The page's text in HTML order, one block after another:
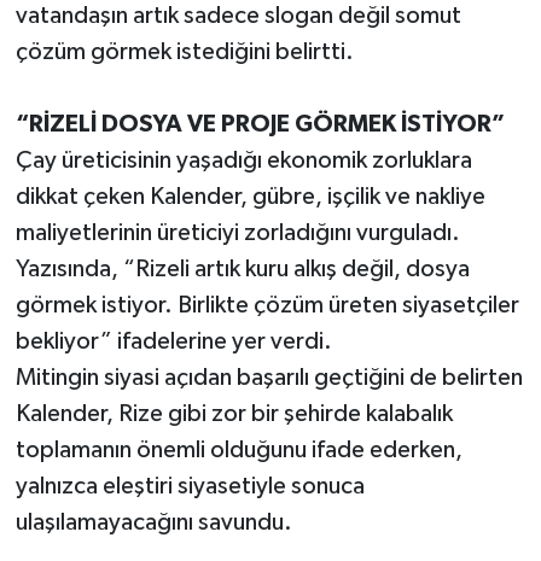
vatandaşın artık sadece slogan değil somut
çözüm görmek istediğini belirtti.
“RİZELİ DOSYA VE PROJE GÖRMEK İSTİYOR”
Çay üreticisinin yaşadığı ekonomik zorluklara
dikkat çeken Kalender, gübre, işçilik ve nakliye
maliyetlerinin üreticiyi zorladığını vurguladı.
Yazısında, “Rizeli artık kuru alkış değil, dosya
görmek istiyor. Birlikte çözüm üreten siyasetçiler
bekliyor” ifadelerine yer verdi.
Mitingin siyasi açıdan başarılı geçtiğini de belirten
Kalender, Rize gibi zor bir şehirde kalabalık
toplamanın önemli olduğunu ifade ederken,
yalnızca eleştiri siyasetiyle sonuca
ulaşılamayacağını savundu.